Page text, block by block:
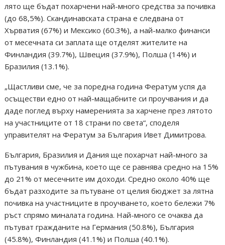
лято ще бъдат похарчени най-много средства за почивка
(до 68,5%). Скандинавската страна е следвана от
Хърватия (67%) и Мексико (60.3%), а най-малко финанси
от месечната си заплата ще отделят жителите на
Финландия (39.7%), Швеция (37.9%), Полша (14%) и
Бразилия (13.1%).
„Щастливи сме, че за поредна година Фератум успя да
осъществи едно от най-мащабните си проучвания и да
даде поглед върху намеренията за харчене през лятото
на участниците от 18 страни по света“, споделя
управителят на Фератум за България Ивет Димитрова.
България, Бразилия и Дания ще похарчат най-много за
пътувания в чужбина, което ще се равнява средно на 15%
до 21% от месечните им доходи. Средно около 40% ще
бъдат разходите за пътуване от целия бюджет за лятна
почивка на участниците в проучването, което бележи 7%
ръст спрямо миналата година. Най-много се очаква да
пътуват гражданите на Германия (50.8%), България
(45.8%), Финландия (41.1%) и Полша (40.1%).